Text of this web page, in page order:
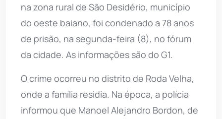
na zona rural de São Desidério, município
do oeste baiano, foi condenado a 78 anos
de prisão, na segunda-feira (8), no fórum
da cidade. As informações são do G1.
O crime ocorreu no distrito de Roda Velha,
onde a família residia. Na época, a polícia
informou que Manoel Alejandro Bordon, de